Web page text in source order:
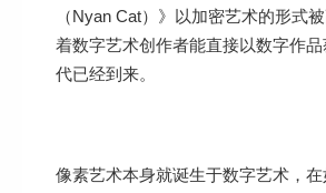
（Nyan Cat）》以加密艺术的形式
着数字艺术创作者能直接以数字作
代已经到来。
像素艺术本身就诞生于数字艺术，